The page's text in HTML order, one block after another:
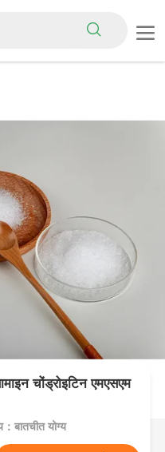
चोंड्रोइटिन एमएसएम
बातचीत योग्य